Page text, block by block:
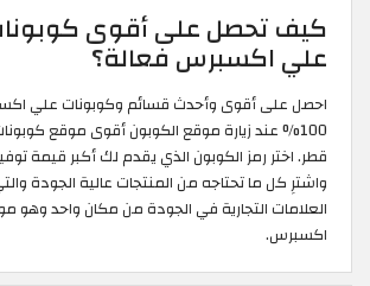
كيف تحصل على أقوى
علي اكسبرس فعالة؟
احصل على أقوى وأحدث قسائم وكوبونات علي
100% عند زيارة موقع الكوبون أقوى موقع
قطر. اختر رمز الكوبون الذي يقدم لك أكبر قيمة
واشترِ كل ما تحتاجه من المنتجات عالية الجودة
العلامات التجارية في الجودة من مكان واحد وهو
اكسبرس.